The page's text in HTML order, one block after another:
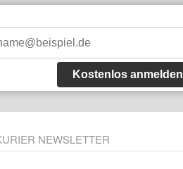
Kostenlos anmelden
NEWSLETTER